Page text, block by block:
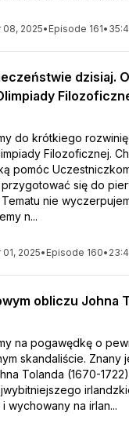
2025• Episode 161•
dzisiaj.
do krótkiego
Filozoficznej.
pomóc
się do
nie
n...
2025• Episode 160•
obliczu Johna
na pogawędkę o
skandaliście. Znany
Tolanda (1670-
wychowany na irlan...